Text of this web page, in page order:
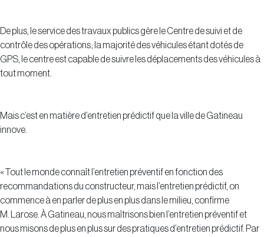
De plus, le service des travaux publics gère le Centre de suivi et de
contrôle des opérations ; la majorité des véhicules étant dotés de
GPS, le centre est capable de suivre les déplacements des véhicules à
tout moment.
Mais c’est en matière d’entretien prédictif que la ville de Gatineau
innove.
« Tout le monde connaît l’entretien préventif en fonction des
recommandations du constructeur, mais l’entretien prédictif, on
commence à en parler de plus en plus dans le milieu, confirme
M. Larose. À Gatineau, nous maîtrisons bien l’entretien préventif et
nous misons de plus en plus sur des pratiques d’entretien prédictif. Par